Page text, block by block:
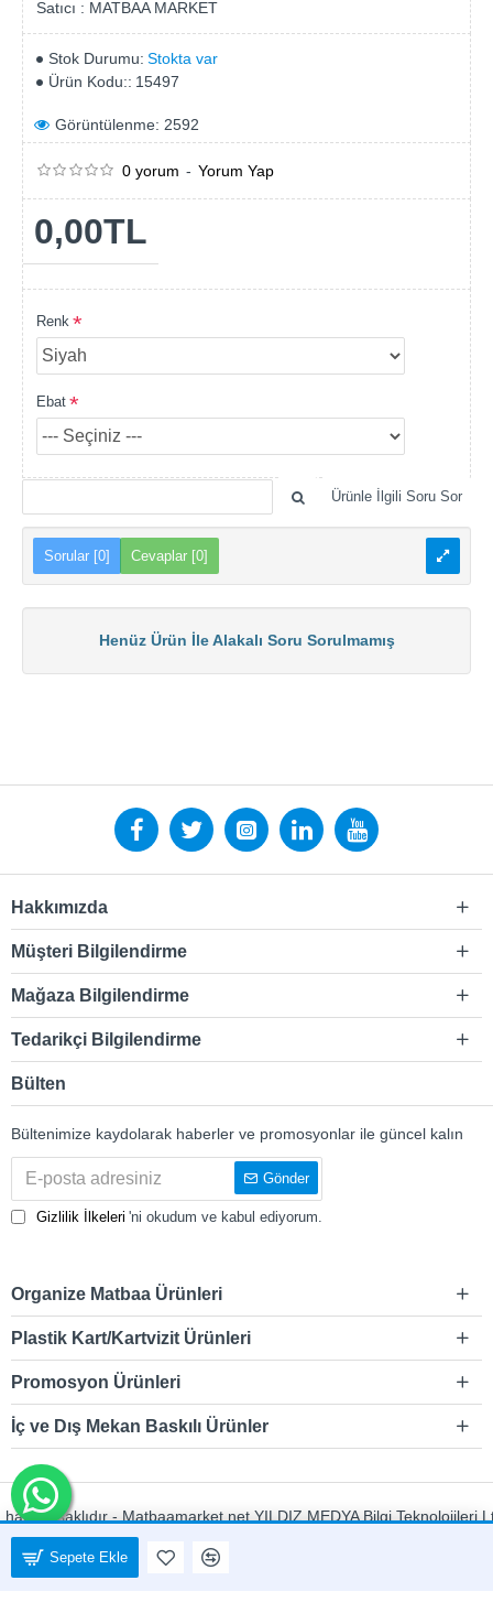
Satıcı : MATBAA MARKET
Stok Durumu: Stokta var
Ürün Kodu:: 15497
Görüntülenme: 2592
0 yorum - Yorum Yap
0,00TL
Renk
Ebat
Sepete Ekle
Ürünle İlgili Soru Sor
Sorular [0] Cevaplar [0]
Henüz Ürün İle Alakalı Soru Sorulmamış
Hakkımızda
Müşteri Bilgilendirme
Mağaza Bilgilendirme
Tedarikçi Bilgilendirme
Bülten
Bültenimize kaydolarak haberler ve promosyonlar ile güncel kalın
Gönder
Gizlilik İlkeleri 'ni okudum ve kabul ediyorum.
Organize Matbaa Ürünleri
Plastik Kart/Kartvizit Ürünleri
Promosyon Ürünleri
İç ve Dış Mekan Baskılı Ürünler
saklıdır - Matbaamarket.net YILDIZ MEDYA Bilgi Teknolojileri